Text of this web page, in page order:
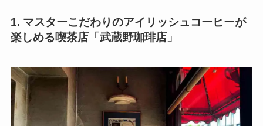
1. マスターこだわりのアイリッシュコーヒーが
楽しめる喫茶店「武蔵野珈琲店」